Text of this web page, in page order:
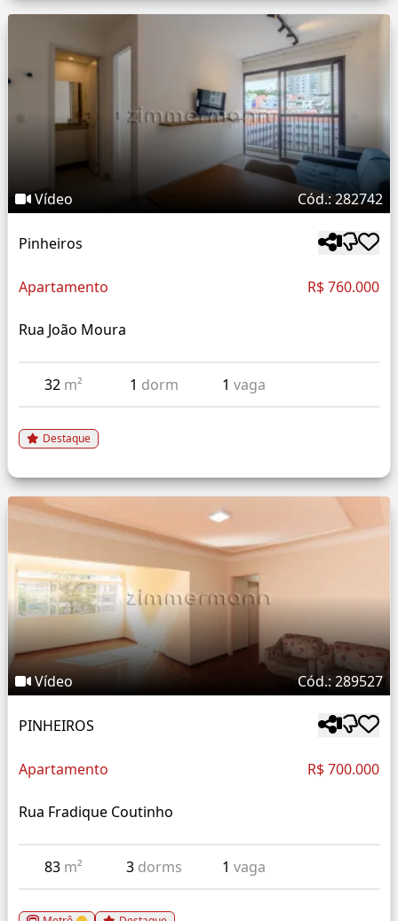
Vídeo Cód.: 282742
Pinheiros
Apartamento R$ 760.000
Rua João Moura
32 m² 1 dorm 1vaga
Destaque
Vídeo Cód.: 289527
PINHEIROS
Apartamento R$ 700.000
Rua Fradique Coutinho
83 m² 3 dorms 1vaga